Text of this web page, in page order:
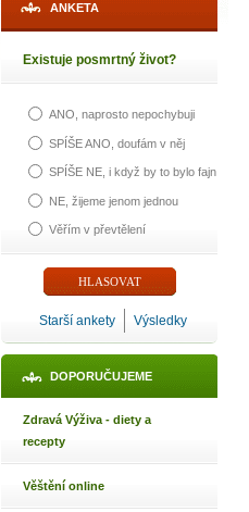
ANKETA
Existuje posmrtný život?
ANO, naprosto nepochybuji
SPÍŠE ANO, doufám v něj
SPÍŠE NE, i když by to bylo fajn
NE, žijeme jenom jednou
Věřím v převtělení
Starší ankety Výsledky
DOPORUČUJEME
Zdravá Výživa - diety a
recepty
Věštění online